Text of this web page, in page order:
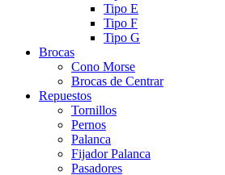
Tipo E
Tipo F
Tipo G
Brocas
Cono Morse
Brocas de Centrar
Repuestos
Tornillos
Pernos
Palanca
Fijador Palanca
Pasadores